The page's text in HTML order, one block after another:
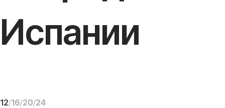
Испании
12 16 20 24